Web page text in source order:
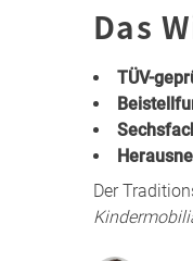
Das
TÜV-
Der